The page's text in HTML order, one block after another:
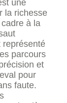
une
la richesse
à la
représenté
parcours
et
pour
faute.